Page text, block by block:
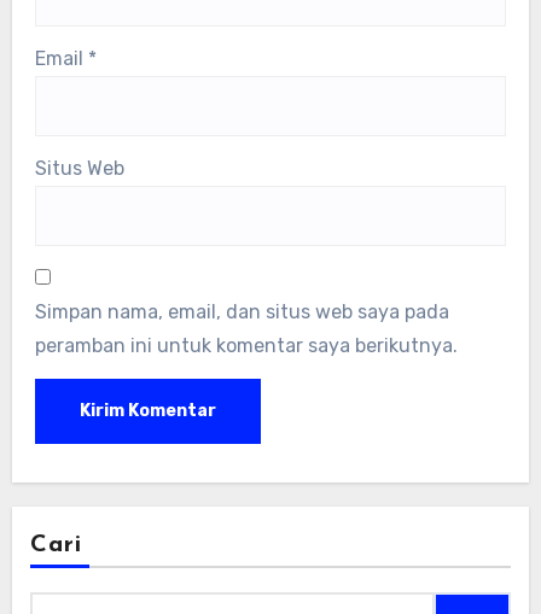
Email *
Situs Web
Simpan nama, email, dan situs web saya pada
peramban ini untuk komentar saya berikutnya.
Cari